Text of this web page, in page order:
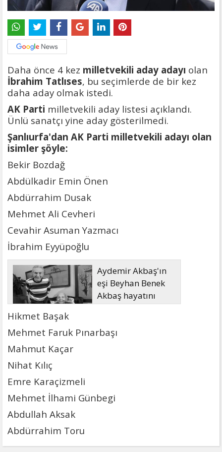
Daha önce 4 kez milletvekili aday adayı olan
İbrahim Tatlıses, bu seçimlerde de bir kez
daha aday olmak istedi.
AK Parti milletvekili aday listesi açıklandı.
Ünlü sanatçı yine aday gösterilmedi.
Şanlıurfa'dan AK Parti milletvekili adayı olan
isimler şöyle:
Bekir Bozdağ
Abdülkadir Emin Önen
Abdürrahim Dusak
Mehmet Ali Cevheri
Cevahir Asuman Yazmacı
İbrahim Eyyüpoğlu
Aydemir Akbaş'ın
eşi Beyhan Benek
Akbaş hayatını
kaybetti
Hikmet Başak
Mehmet Faruk Pınarbaşı
Mahmut Kaçar
Nihat Kılıç
Emre Karaçizmeli
Mehmet İlhami Günbegi
Abdullah Aksak
Abdürrahim Toru